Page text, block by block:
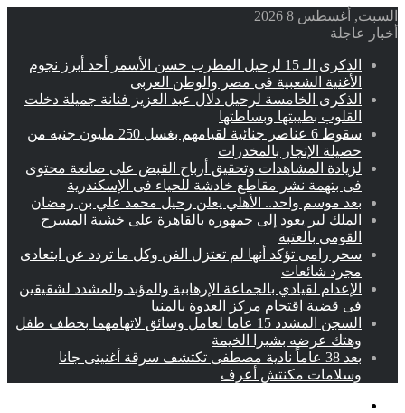
السبت, أغسطس 8 2026
أخبار عاجلة
الذكرى الـ 15 لرحيل المطرب حسن الأسمر أحد أبرز نجوم
الأغنية الشعبية فى مصر والوطن العربى
الذكرى الخامسة لرحيل دلال عبد العزيز فنانة جميلة دخلت
القلوب بطيبتها وبساطتها
سقوط 6 عناصر جنائية لقيامهم بغسل 250 مليون جنيه من
حصيلة الإتجار بالمخدرات
لزيادة المشاهدات وتحقيق أرباح القبض على صانعة محتوى
فى بتهمة نشر مقاطع خادشة للحياء فى الإسكندرية
بعد موسم واحد.. الأهلي يعلن رحيل محمد علي بن رمضان
الملك لير يعود إلى جمهوره بالقاهرة على خشبة المسرح
القومى بالعتبة
سحر رامى تؤكد أنها لم تعتزل الفن وكل ما تردد عن ابتعادى
مجرد شائعات
الإعدام لقيادي بالجماعة الإرهابية والمؤبد والمشدد لشقيقين
فى قضية اقتحام مركز العدوة بالمنيا
السجن المشدد 15 عاما لعامل وسائق لاتهامهما بخطف طفل
وهتك عرضه بشبرا الخيمة
بعد 38 عاماً نادية مصطفى تكتشف سرقة أغنيتى جانا
وسلامات مكنتش أعرف